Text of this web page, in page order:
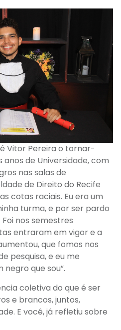
Vitor Pereira o tornar-
de Universidade, com
nas salas de
de Direito do Recife
cotas raciais. Eu era um
turma, e por ser pardo
Foi nos semestres
entraram em vigore a
, que fomos nos
pesquisa, e eu me
que sou”.
coletiva do que é ser
e brancos, juntos,
E você, já refletiu sobre